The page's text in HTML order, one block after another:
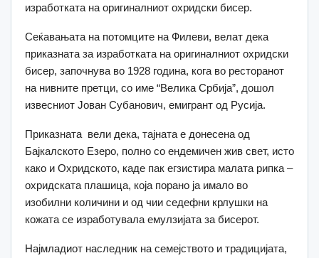
изработката на оригиналниот охридски бисер.
Сеќавањата на потомците на Филеви, велат дека
приказната за изработката на оригиналниот охридски
бисер, започнува во 1928 година, кога во ресторанот
на нивните претци, со име “Велика Србија”, дошол
извесниот Јован Субанович, емигрант од Русија.
Приказната вели дека, тајната е донесена од
Бајкалското Езеро, полно со ендемичен жив свет, исто
како и Охридското, каде пак егзистира малата рипка –
охридската плашица, која порано ја имало во
изобилни количини и од чии седефни крлушки на
кожата се изработувала емулзијата за бисерот.
Најмладиот наследник на семејството и традицијата,